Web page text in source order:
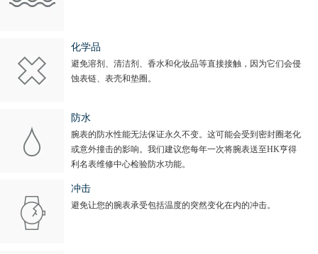
化学品
避免溶剂、清洁剂、香水和化妆品等直接接触，因为它们会侵
蚀表链、表壳和垫圈。
防水
腕表的防水性能无法保证永久不变。这可能会受到密封圈老化
或意外撞击的影响。我们建议您每年一次将腕表送至HK亨得
利名表维修中心检验防水功能。
冲击
避免让您的腕表承受包括温度的突然变化在内的冲击。